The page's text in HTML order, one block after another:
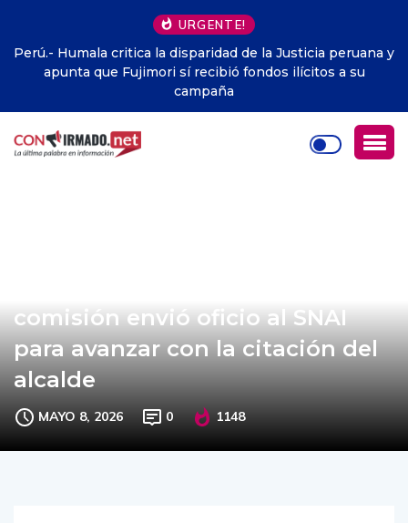
URGENTE!
Perú.- Humala critica la disparidad de la Justicia peruana y
apunta que Fujimori sí recibió fondos ilícitos a su
campaña
comisión envió oficio al SNAI
para avanzar con la citación del
alcalde
MAYO 8, 2026 0 1148